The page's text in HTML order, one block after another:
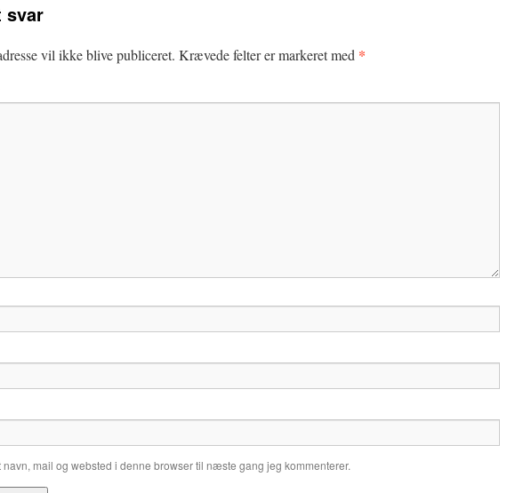
svar
vil ikke blive publiceret. Krævede felter er markeret med *
navn, mail og websted i denne browser til næste gang jeg kommenterer.